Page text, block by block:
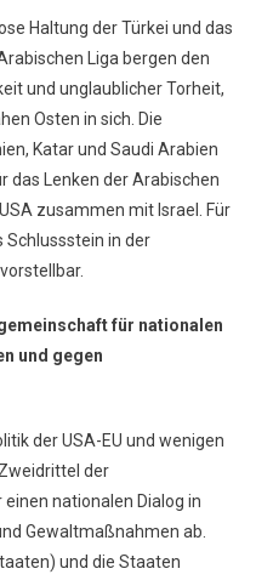
Haltung der Türkei und das
Liga bergen den
und unglaublicher Torheit,
Osten in sich. Die
Katar und Saudi Arabien
das Lenken der Arabischen
zusammen mit Israel. Für
Schlussstein in der
für nationalen
und gegen
der USA-EU und wenigen
der
nationalen Dialog in
Gewaltmaßnahmen ab.
und die Staaten